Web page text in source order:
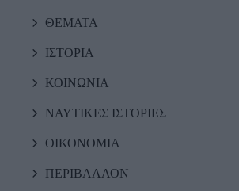
ΘΕΜΑΤΑ
ΙΣΤΟΡΙΑ
ΚΟΙΝΩΝΙΑ
ΝΑΥΤΙΚΕΣ ΙΣΤΟΡΙΕΣ
ΟΙΚΟΝΟΜΙΑ
ΠΕΡΙΒΑΛΛΟΝ